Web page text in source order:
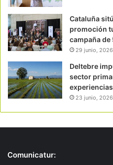
Cataluña
promoción
campaña de
29 junio, 2026
Deltebre
sector
experiencias
23 junio, 2026
Comunicatur: